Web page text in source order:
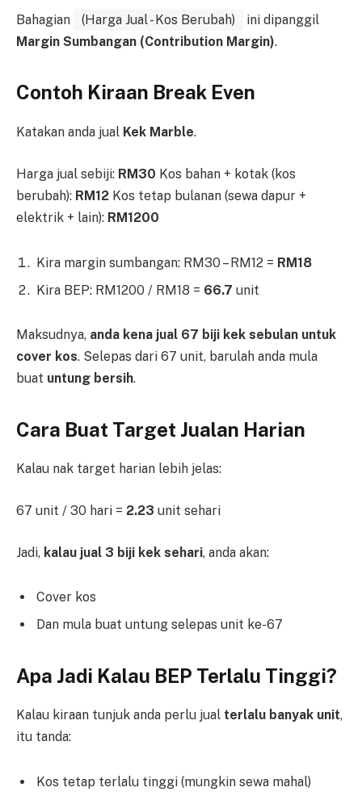
Bahagian (Harga Jual - Kos Berubah)
ini dipanggil
Margin Sumbangan (Contribution Margin).
Contoh Kiraan Break Even
Katakan anda jual Kek Marble.
Harga jual sebiji: RM30 Kos bahan + kotak (kos
berubah): RM12 Kos tetap bulanan (sewa dapur +
elektrik + lain): RM1200
Kira margin sumbangan: RM30 – RM12 = RM18
Kira BEP: RM1200 / RM18 = 66.7 unit
Maksudnya, anda kena jual 67 biji kek sebulan untuk
cover kos. Selepas dari 67 unit, barulah anda mula
buat untung bersih.
Cara Buat Target Jualan Harian
Kalau nak target harian lebih jelas:
67 unit / 30 hari = 2.23 unit sehari
Jadi, kalau jual 3 biji kek sehari, anda akan:
Cover kos
Dan mula buat untung selepas unit ke-67
Apa Jadi Kalau BEP Terlalu Tinggi?
Kalau kiraan tunjuk anda perlu jual terlalu banyak unit,
itu tanda:
Kos tetap terlalu tinggi (mungkin sewa mahal)